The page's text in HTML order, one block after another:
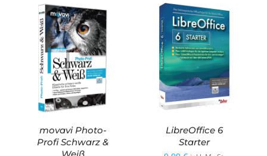
movavi Photo-
Profi Schwarz &
LibreOffice 6
Starter